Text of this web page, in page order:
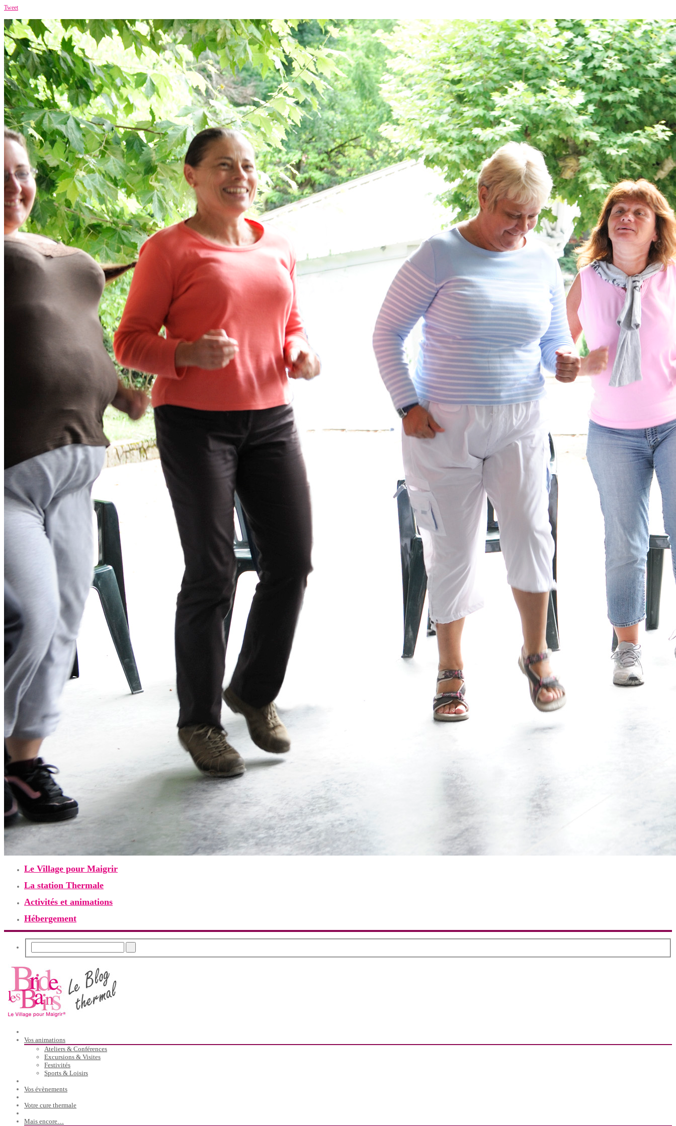
Tweet
Le Village pour Maigrir
La station Thermale
Activités et animations
Hébergement
Vos animations
Ateliers & Conférences
Excursions & Visites
Festivités
Sports & Loisirs
Vos évènements
Votre cure thermale
Mais encore…